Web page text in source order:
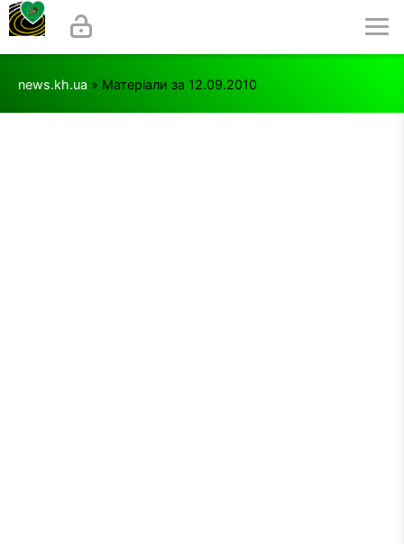
news.kh.ua » Матеріали за 12.09.2010